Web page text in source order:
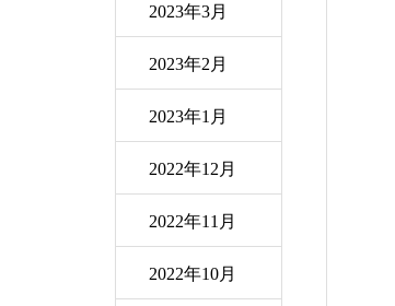
2023年3月
2023年2月
2023年1月
2022年12月
2022年11月
2022年10月